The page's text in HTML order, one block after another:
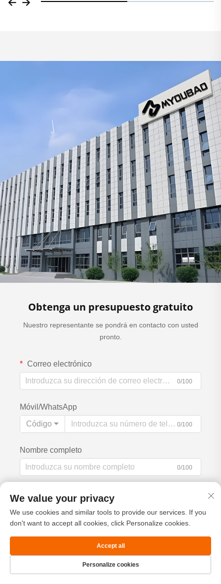
Obtenga un presupuesto gratuito
Nuestro representante se pondrá en contacto con usted
pronto.
Correo electrónico
0/100
Móvil/WhatsApp
Código
0/100
Nombre completo
0/100
Nombre de la empresa
0/200
Mensaje
Página de
Producto Acerca de CONTACTO
We value your privacy
We use cookies and similar tools to provide our services. If you
don't want to accept all cookies, click Personalize cookies.
Personalize cookies
Accept all